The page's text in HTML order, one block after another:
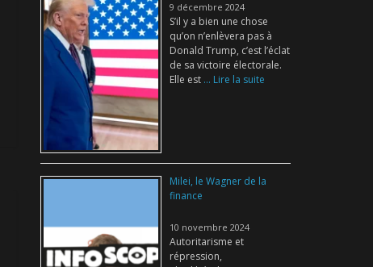
9 décembre 2024
S’il y a bien une chose
qu’on n’enlèvera pas à
Donald Trump, c’est l’éclat
de sa victoire électorale.
Elle est ... Lire la suite
Milei, le Wagner de la
finance
10 novembre 2024
Autoritarisme et
répression,